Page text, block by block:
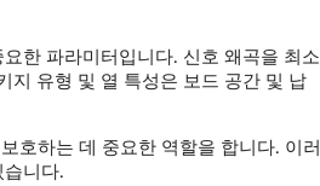
한 파라미터입니다. 신호 왜곡을 최소
지 유형 및 열 특성은 보드 공간 및 납
호하는 데 중요한 역할을 합니다. 이러
니다.